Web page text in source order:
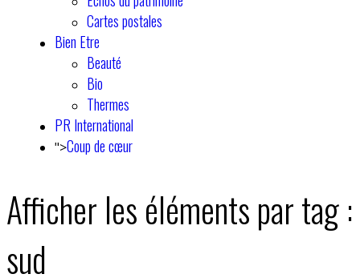
Cartes postales
Bien Etre
Beauté
Bio
Thermes
PR International
">Coup de cœur
Afficher les éléments par tag :
sud